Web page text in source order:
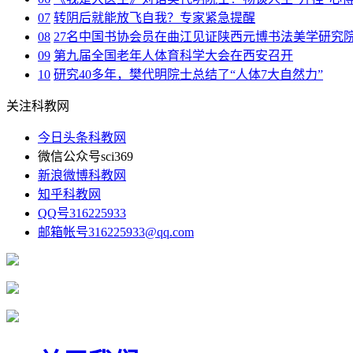
07 转阴后就能放飞自我？专家紧急提醒
08 27名中国书协会员在曲江见证陕西元博书法美学研究
09 第九届全国老年人体育科学大会在西安召开
10 研究40多年，樊代明院士总结了“人体7大自然力”
关注科教网
今日头条科教网
微信公众号sci369
新浪微博科教网
知乎科教网
QQ号316225933
邮箱帐号316225933@qq.com